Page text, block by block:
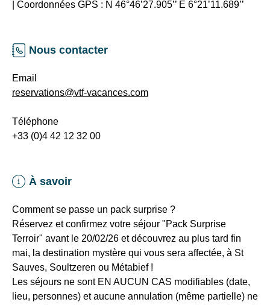
basket,
les
vacances
scolaires
!
| Coordonnées GPS : N 46°46’27.905’’ E 6°21’11.689’’
Nous contacter
Email
reservations@vtf-vacances.com
Téléphone
+33 (0)4 42 12 32 00
À savoir
Comment se passe un pack surprise ?
Réservez et confirmez votre séjour "Pack Surprise
Terroir" avant le 20/02/26 et découvrez au plus tard fin
mai, la destination mystère qui vous sera affectée, à St
Sauves, Soultzeren ou Métabief !
Les séjours ne sont EN AUCUN CAS modifiables (date,
lieu, personnes) et aucune annulation (même partielle) ne